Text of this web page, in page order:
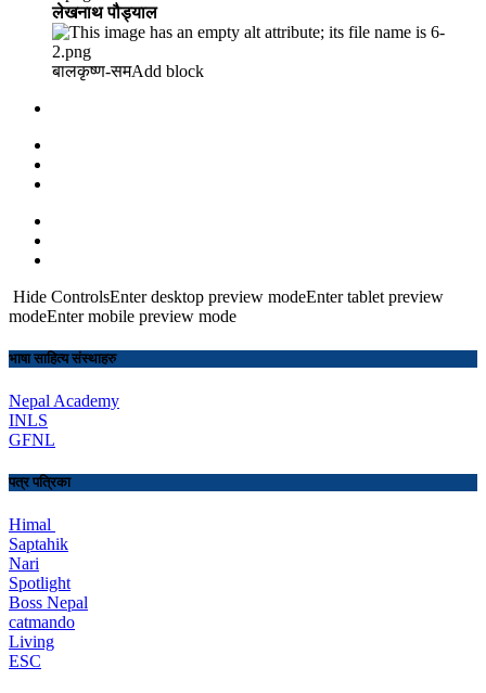
लेखनाथ पौड्याल
बालकृष्ण-सम Add block
Hide ControlsEnter desktop preview modeEnter tablet preview
modeEnter mobile preview mode
भाषा साहित्य संस्थाहरु
Nepal Academy
INLS
GFNL
पत्र पत्रिका
Himal
Saptahik
Nari
Spotlight
Boss Nepal
catmando
Living
ESC